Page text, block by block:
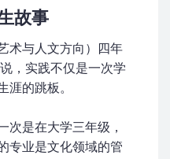
故事
术与人文方向）四年
，实践不仅是一次学
的跳板。
次是在大学三年级，
专业是文化领域的管